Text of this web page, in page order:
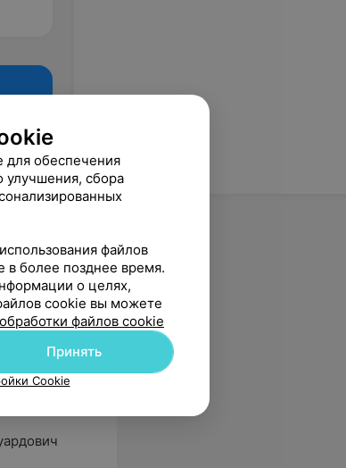
для обеспечения
улучшения, сбора
файлов
в более позднее время.
о целях,
cookie вы можете
файлов cookie
Принять
Cookie